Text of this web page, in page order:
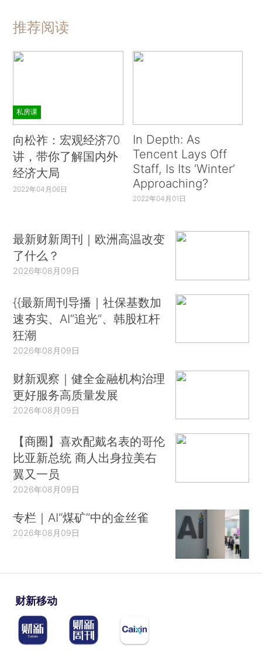
推荐阅读
私房课
向松祚：宏观经济70
讲，带你了解国内外
经济大局
2022年04月06日
In Depth: As
Tencent Lays Off
Staff, Is Its ‘Winter’
Approaching?
2022年04月01日
最新财新周刊｜欧洲高温改变
了什么？
2026年08月09日
{{最新周刊导播｜社保基数加
速夯实、AI“追光”、韩股杠杆
狂潮
2026年08月09日
财新观察｜健全金融机构治理
更好服务高质量发展
2026年08月09日
【商圈】喜欢配戴名表的哥伦
比亚新总统 商人出身拉美右
翼又一员
2026年08月09日
专栏｜AI“煤矿”中的金丝雀
2026年08月09日
财新移动